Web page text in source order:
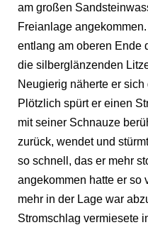
am großen
Freianlage
entlang am oberen Ende
die silberglänzenden
Neugierig näherte er
Plötzlich spürt er einen
mit seiner Schnauze
zurück, wendet und
so schnell, das er mehr
angekommen hatte er so
mehr in der Lage war
Stromschlag vermiesete